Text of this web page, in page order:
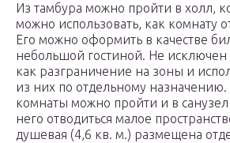
Из тамбура можно пройти в холл,
можно использовать, как комнату
Его можно оформить в качестве
небольшой гостиной. Не исключен
как разграничение на зоны и
из них по отдельному назначению.
комнаты можно пройти и в
него отводиться малое
душевая (4,6 кв. м.) размещена